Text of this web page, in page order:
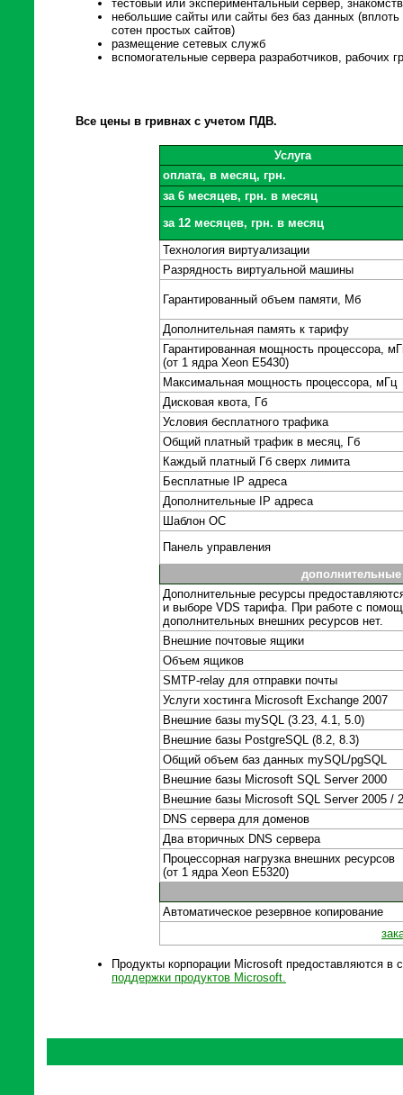
тестовый или экспериментальный сервер,
небольшие сайты или сайты без баз данных (вплоть
сотен простых сайтов)
размещение сетевых служб
вспомогательные сервера разработчиков, рабочих
Все цены в гривнах с учетом ПДВ.
Услуга
оплата, в месяц, грн.
за 6 месяцев, грн. в месяц
за 12 месяцев, грн. в месяц
Технология виртуализации
Разрядность виртуальной машины
Гарантированный объем памяти, Мб
Дополнительная память к тарифу
Гарантированная мощность процессора,
(от 1 ядра Xeon E5430)
Максимальная мощность процессора, мГц
Дисковая квота, Гб
Условия бесплатного трафика
Общий платный трафик в месяц, Гб
Каждый платный Гб сверх лимита
Бесплатные IP адреса
Дополнительные IP адреса
Шаблон ОС
Панель управления
Дополнительные ресурсы
и выборе VDS тарифа. При работе с
дополнительных внешних ресурсов нет.
Внешние почтовые ящики
Объем ящиков
SMTP-relay для отправки почты
Услуги хостинга Microsoft Exchange 2007
Внешние базы mySQL (3.23, 4.1, 5.0)
Внешние базы PostgreSQL (8.2, 8.3)
Общий объем баз данных mySQL/pgSQL
Внешние базы Microsoft SQL Server 2000
Внешние базы Microsoft SQL Server 2005 /
DNS сервера для доменов
Два вторичных DNS сервера
Процессорная нагрузка внешних ресурсов
(от 1 ядра Xeon E5320)
Автоматическое резервное копирование
Продукты корпорации Microsoft предоставляются в
поддержки продуктов Microsoft.